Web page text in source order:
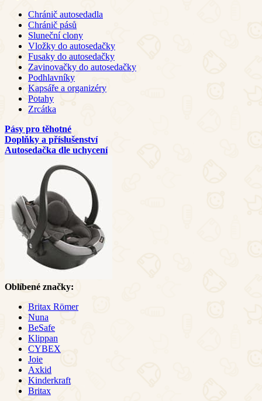
Chránič autosedadla
Chránič pásů
Sluneční clony
Vložky do autosedačky
Fusaky do autosedačky
Zavinovačky do autosedačky
Podhlavníky
Kapsáře a organizéry
Potahy
Zrcátka
Pásy pro těhotné
Doplňky a příslušenství
Autosedačka dle uchycení
Oblíbené značky:
Britax Römer
Nuna
BeSafe
Klippan
CYBEX
Joie
Axkid
Kinderkraft
Britax